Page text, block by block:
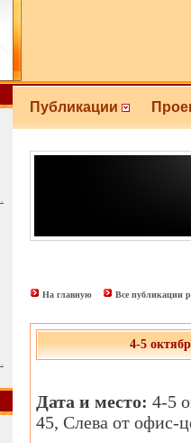
Публикации
На главную Все публикации
4-5
Дата и место: 4-5
45, Слева от